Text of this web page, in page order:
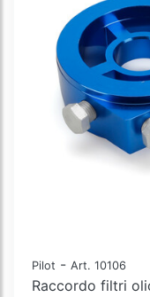
Pilot - Art. 10106
Raccordo filtri